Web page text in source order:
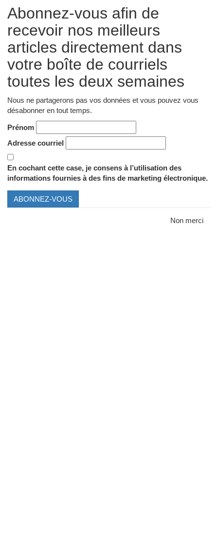
Abonnez-vous afin de
recevoir nos meilleurs
articles directement dans
votre boîte de courriels
toutes les deux semaines
Nous ne partagerons pas vos données et vous pouvez vous
désabonner en tout temps.
Prénom
Adresse courriel
En cochant cette case, je consens à l’utilisation des
informations fournies à des fins de marketing électronique.
ABONNEZ-VOUS
Non merci